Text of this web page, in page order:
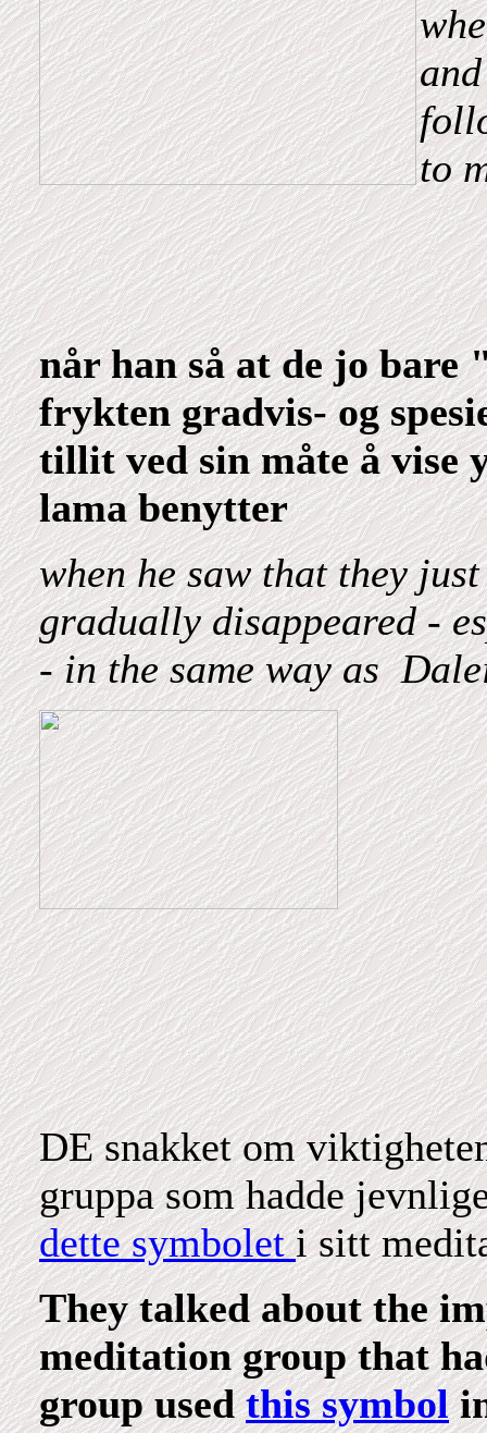
to
når han så at de jo bare
frykten gradvis- og
tillit ved sin måte å vise
lama benytter
when he saw that they
gradually disappeared -
- in the same way as
DE snakket om
gruppa som hadde
dette symboleti sitt
They talked about the
meditation group that
group usedthis symbol